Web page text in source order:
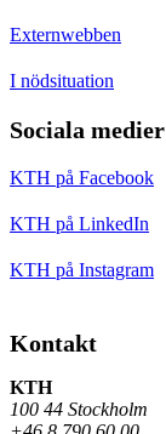
Externwebben
I nödsituation
Sociala medier
KTH på Facebook
KTH på LinkedIn
KTH på Instagram
Kontakt
KTH
100 44 Stockholm